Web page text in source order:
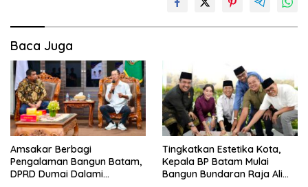
Baca Juga
Amsakar Berbagi
Pengalaman Bangun Batam,
DPRD Dumai Dalami
Tingkatkan Estetika Kota,
Kepala BP Batam Mulai
Bangun Bundaran Raja Ali